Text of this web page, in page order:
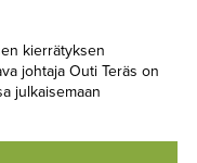
kierrätyksen
johtaja Outi Teräs on
julkaisemaan